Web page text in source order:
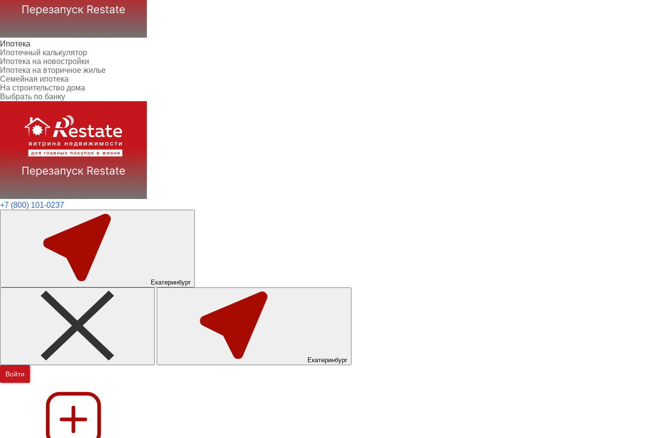
Ипотека
Ипотечный калькулятор
Ипотека на новостройки
Ипотека на вторичное жилье
Семейная ипотека
На строительство дома
Выбрать по банку
+7 (800) 101-0237
Екатеринбург
Екатеринбург
Войти